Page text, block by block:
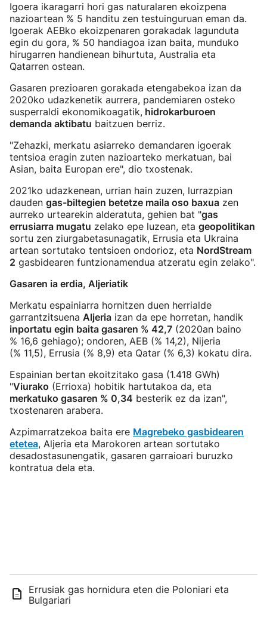
Igoera ikaragarri hori gas naturalaren ekoizpena
nazioartean % 5 handitu zen testuinguruan eman da.
Igoerak AEBko ekoizpenaren gorakadak lagunduta
egin du gora, % 50 handiagoa izan baita, munduko
hirugarren handienean bihurtuta, Australia eta
Qatarren ostean.
Gasaren prezioaren gorakada etengabekoa izan da
2020ko udazkenetik aurrera, pandemiaren osteko
susperraldi ekonomikoagatik, hidrokarburoen
demanda aktibatu baitzuen berriz.
"Zehazki, merkatu asiarreko demandaren igoerak
tentsioa eragin zuten nazioarteko merkatuan, bai
Asian, baita Europan ere", dio txostenak.
2021ko udazkenean, urrian hain zuzen, lurrazpian
dauden gas-biltegien betetze maila oso baxua zen
aurreko urtearekin alderatuta, gehien bat "gas
errusiarra mugatu zelako epe luzean, eta geopolitikan
sortu zen ziurgabetasunagatik, Errusia eta Ukraina
artean sortutako tentsioen ondorioz, eta NordStream
2 gasbidearen funtzionamendua atzeratu egin zelako".
Gasaren ia erdia, Aljeriatik
Merkatu espainiarra hornitzen duen herrialde
garrantzitsuena Aljeria izan da epe horretan, handik
inportatu egin baita gasaren % 42,7 (2020an baino
% 16,6 gehiago); ondoren, AEB (% 14,2), Nijeria
(% 11,5), Errusia (% 8,9) eta Qatar (% 6,3) kokatu dira.
Espainian bertan ekoitzitako gasa (1.418 GWh)
"Viurako (Errioxa) hobitik hartutakoa da, eta
merkatuko gasaren % 0,34 besterik ez da izan",
txostenaren arabera.
Azpimarratzekoa baita ere Magrebeko gasbidearen
etetea, Aljeria eta Marokoren artean sortutako
desadostasunengatik, gasaren garraioari buruzko
kontratua dela eta.
Errusiak gas hornidura eten die Poloniari eta
Bulgariari